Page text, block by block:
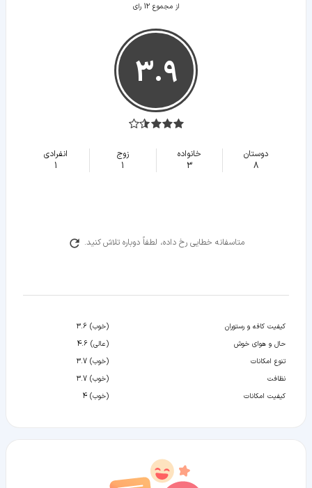
از مجموع 12 رای
3.9
دوستان
8
خانواده
3
زوج
1
انفرادی
1
متاسفانه خطایی رخ داده، لطفاً دوباره تلاش کنید.
کیفیت کافه و رستوران
(خوب) 3.6
حال و هوای خوش
(عالی) 4.6
تنوع امکانات
(خوب) 3.7
نظافت
(خوب) 3.7
کیفیت امکانات
(خوب) 4